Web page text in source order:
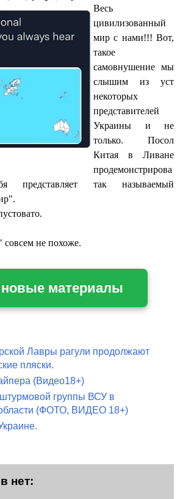
Весь
цивилизованный
мир с нами!!! Вот,
такое
самовнушение мы
слышим из уст
некоторых
представителей
Украины и не
только. Посол
Китая в Ливане
продемонстрирова
так называемый
не похоже.
новые материалы
Лавры рагули продолжают
пляски.
(Видео18+)
группы ВСУ в
(ФОТО, ВИДЕО 18+)
нет: